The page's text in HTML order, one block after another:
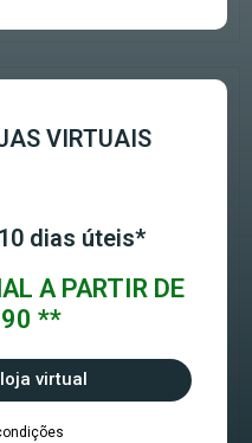
VIRTUAIS
dias úteis*
A PARTIR DE
**
virtual